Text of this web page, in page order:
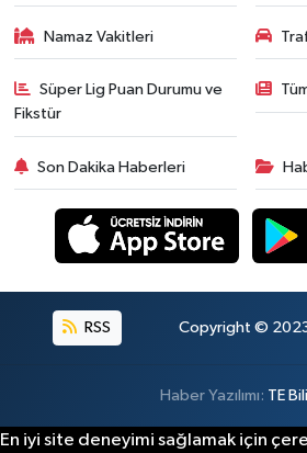
Namaz Vakitleri
Süper Lig Puan Durumu ve
Fikstür
Son Dakika Haberleri
RSS Copyright © 2023.
Haber Yazılımı: TE
En iyi site deneyimi sağlamak için